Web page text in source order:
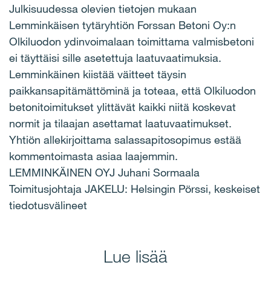
Julkisuudessa olevien tietojen mukaan
Lemminkäisen tytäryhtiön Forssan Betoni Oy:n
Olkiluodon ydinvoimalaan toimittama valmisbetoni
ei täyttäisi sille asetettuja laatuvaatimuksia.
Lemminkäinen kiistää väitteet täysin
paikkansapitämättöminä ja toteaa, että Olkiluodon
betonitoimitukset ylittävät kaikki niitä koskevat
normit ja tilaajan asettamat laatuvaatimukset.
Yhtiön allekirjoittama salassapitosopimus estää
kommentoimasta asiaa laajemmin.
LEMMINKÄINEN OYJ Juhani Sormaala
Toimitusjohtaja JAKELU: Helsingin Pörssi, keskeiset
tiedotusvälineet
Lue lisää